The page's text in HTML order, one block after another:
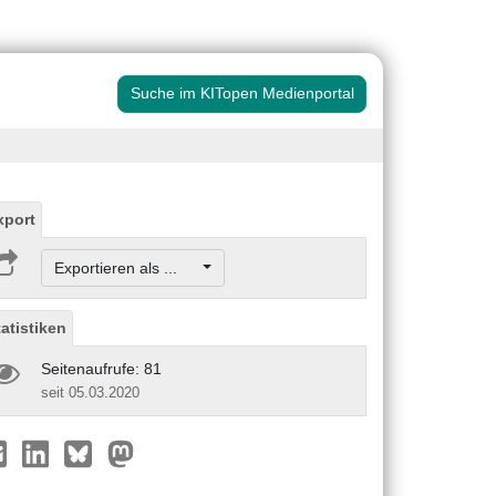
Suche im KITopen Medienportal
Exportieren als ...
Seitenaufrufe: 81
seit 05.03.2020